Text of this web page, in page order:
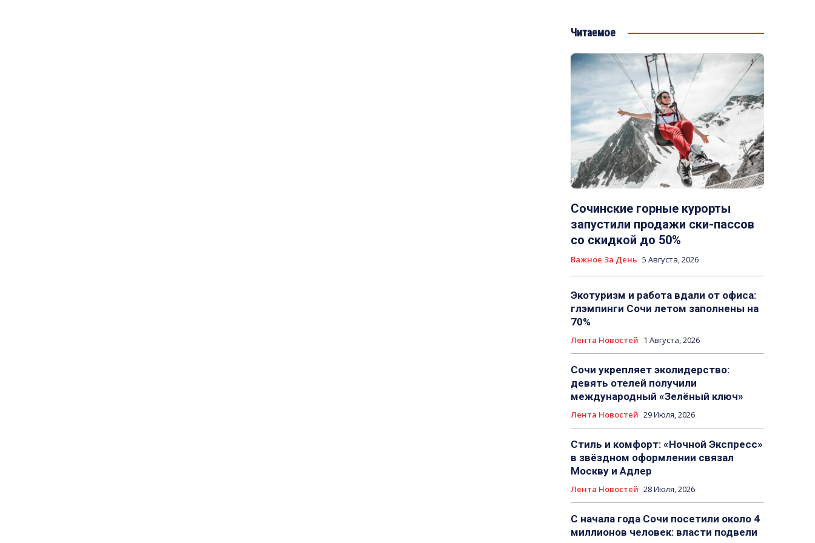
Читаемое
Сочинские горные курорты
запустили продажи ски-пассов
со скидкой до 50%
Важное За День 5 Августа, 2026
Экотуризм и работа вдали от офиса:
глэмпинги Сочи летом заполнены на
70%
Лента Новостей 1 Августа, 2026
Сочи укрепляет эколидерство:
девять отелей получили
международный «Зелёный ключ»
Лента Новостей 29 Июля, 2026
Стиль и комфорт: «Ночной Экспресс»
в звёздном оформлении связал
Москву и Адлер
Лента Новостей 28 Июля, 2026
С начала года Сочи посетили около 4
миллионов человек: власти подвели